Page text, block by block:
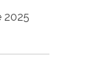
2025